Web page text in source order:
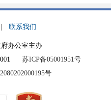
联系我们
办公室主办
苏ICP备05001951号
号